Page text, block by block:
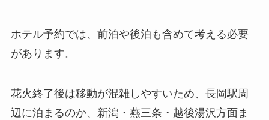
ホテル予約では、前泊や後泊も含めて考える必要
があります。
花火終了後は移動が混雑しやすいため、長岡駅周
辺に泊まるのか、新潟・燕三条・越後湯沢方面ま